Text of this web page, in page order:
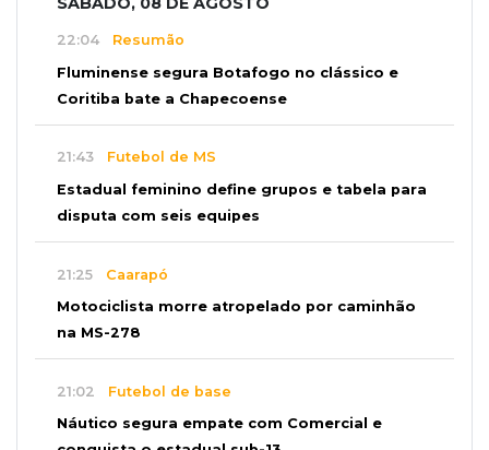
22:04 Resumão
Fluminense segura Botafogo no clássico e
Coritiba bate a Chapecoense
21:43 Futebol de MS
Estadual feminino define grupos e tabela para
disputa com seis equipes
21:25 Caarapó
Motociclista morre atropelado por caminhão
na MS-278
21:02 Futebol de base
Náutico segura empate com Comercial e